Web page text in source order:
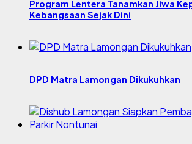
Program Lentera Tanamkan Jiwa
Kebangsaan Sejak Dini
DPD Matra Lamongan Dikukuhkan